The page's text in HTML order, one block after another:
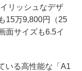
リッシュなデザ
15万9,800円（25
面サイズも6.5イ
いる高性能な「A1